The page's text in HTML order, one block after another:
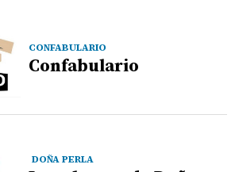
CONFABULARIO
Confabulario
DOÑA PERLA